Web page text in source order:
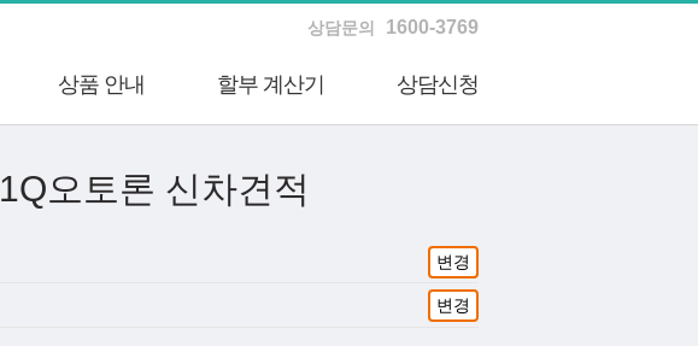
상담문의 1600-3769
상품 안내 할부 계산기 상담신청
1Q오토론 신차견적
변경
변경